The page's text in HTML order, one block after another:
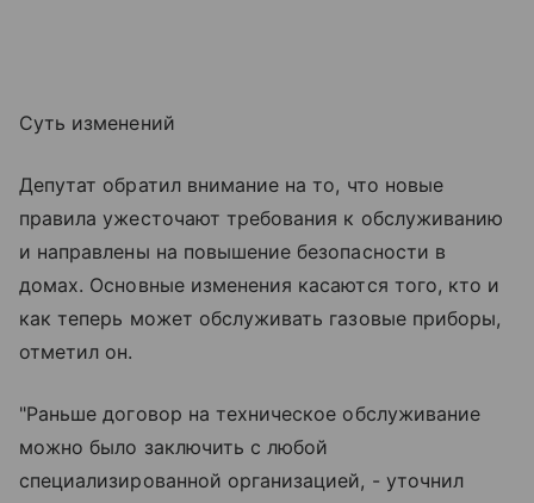
Суть изменений
Депутат обратил внимание на то, что новые
правила ужесточают требования к обслуживанию
и направлены на повышение безопасности в
домах. Основные изменения касаются того, кто и
как теперь может обслуживать газовые приборы,
отметил он.
"Раньше договор на техническое обслуживание
можно было заключить с любой
специализированной организацией, - уточнил